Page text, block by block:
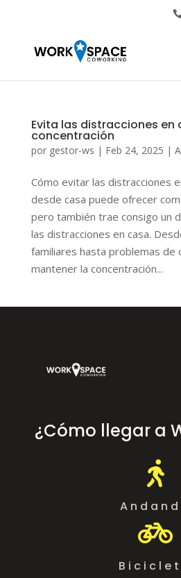
Evita las distracciones en
concentración
por gestor-ws | Feb 24, 2025 |
Cómo evitar las distracciones
desde casa puede ofrecer
pero también trae consigo un
las distracciones en casa.
familiares hasta problemas de
mantener la concentración...
¿Cómo llegar a

